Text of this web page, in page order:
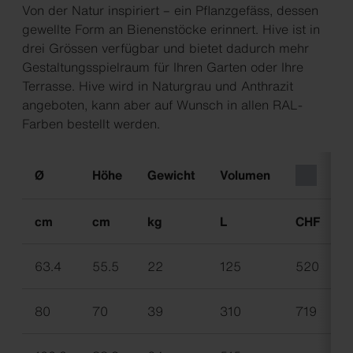
Von der Natur inspiriert – ein Pflanzgefäss, dessen
gewellte Form an Bienenstöcke erinnert. Hive ist in
drei Grössen verfügbar und bietet dadurch mehr
Gestaltungsspielraum für Ihren Garten oder Ihre
Terrasse. Hive wird in Naturgrau und Anthrazit
angeboten, kann aber auf Wunsch in allen RAL-
Farben bestellt werden.
Ø Höhe Gewicht Volumen
cm cm kg L CHF
63.4 55.5 22 125 520
80 70 39 310 719